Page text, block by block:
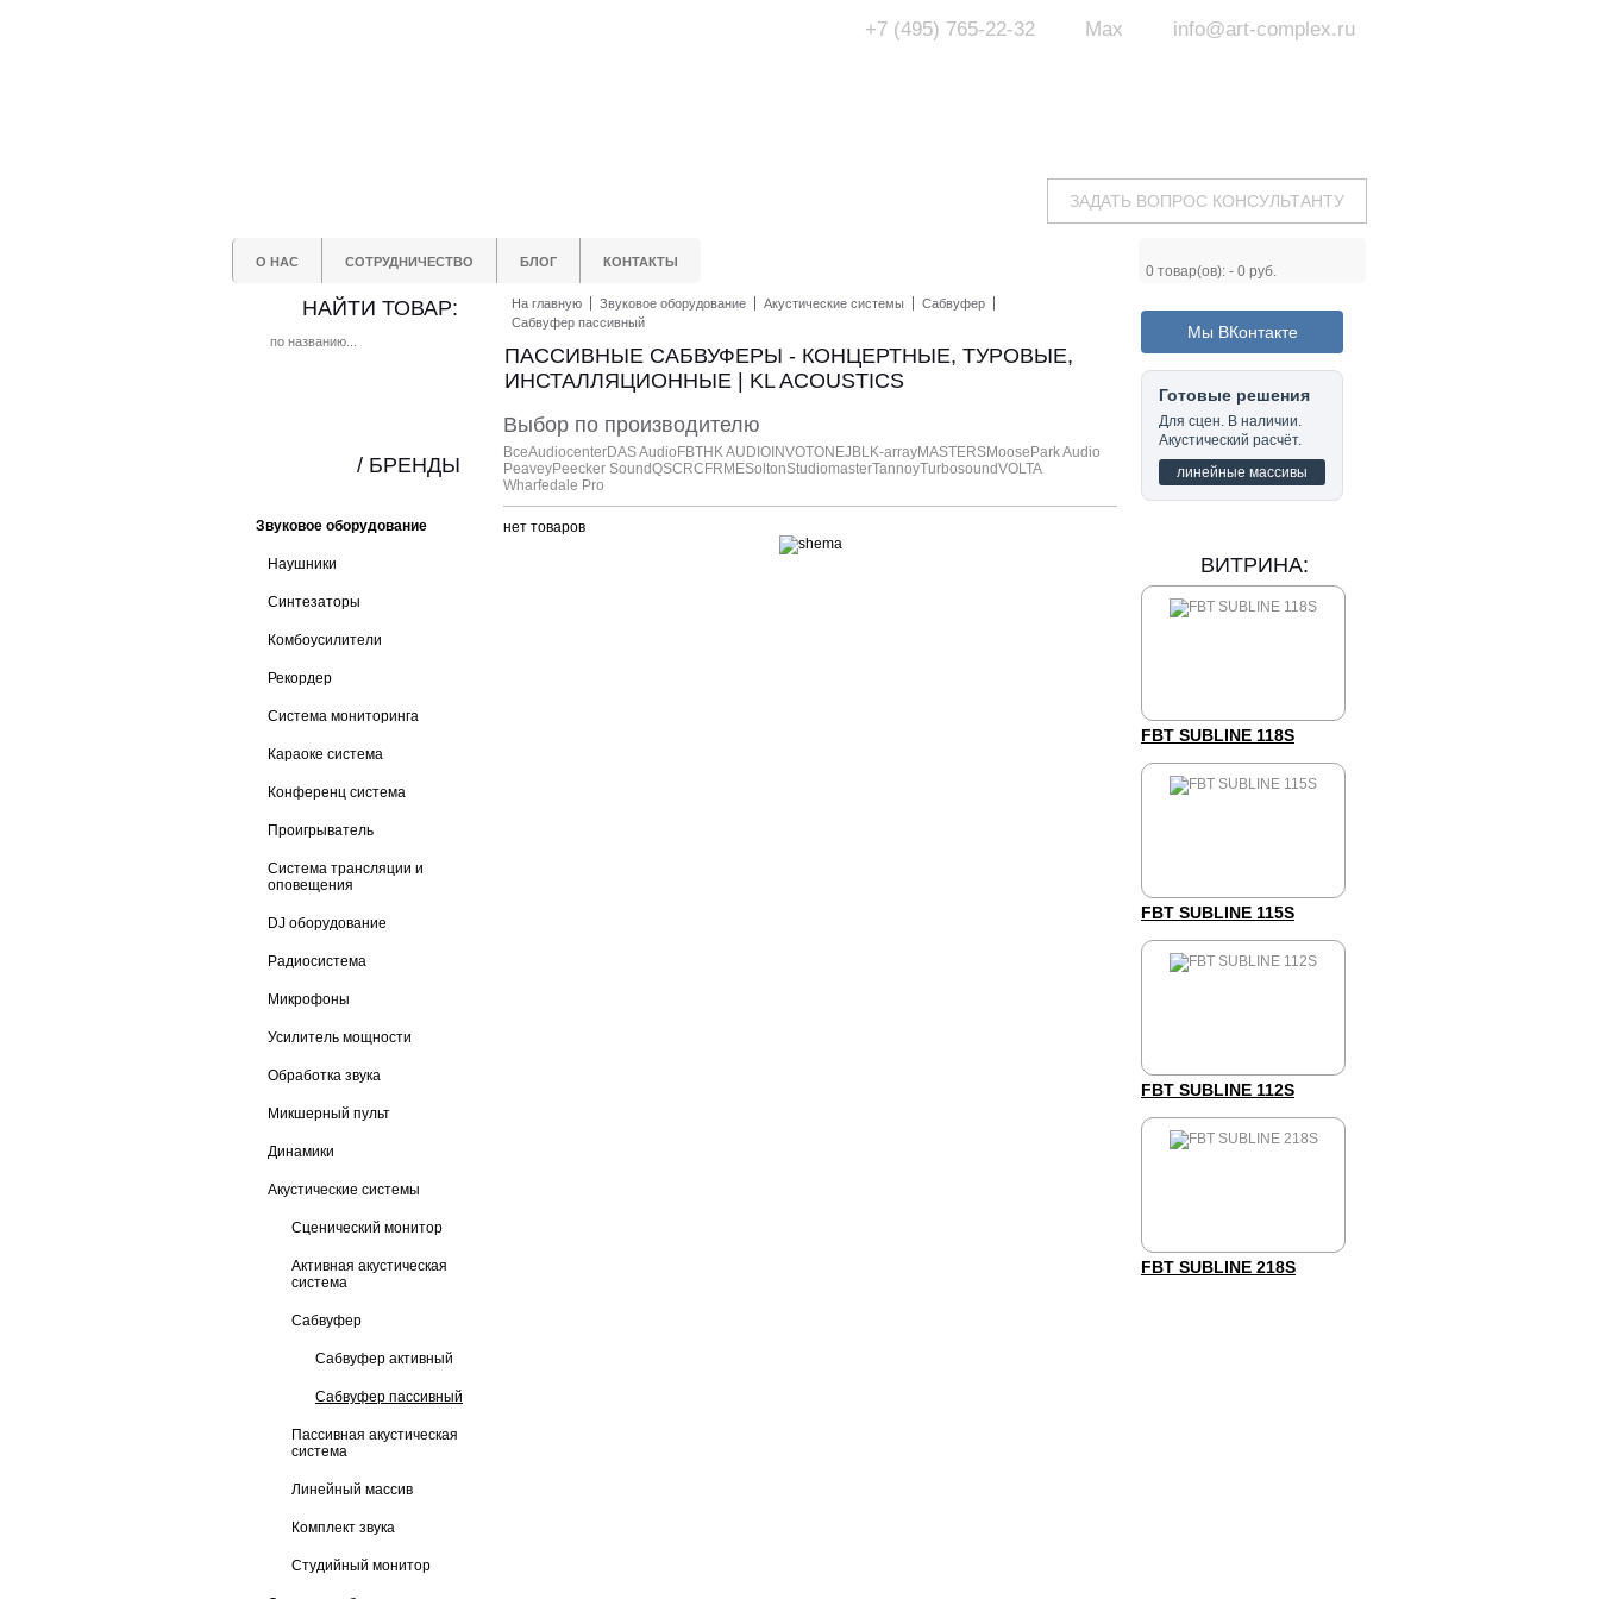
info@art-complex.ru
Max
+7 (495) 765-22-32
ЗАДАТЬ ВОПРОС КОНСУЛЬТАНТУ
О НАС СОТРУДНИЧЕСТВО БЛОГ КОНТАКТЫ
0 товар(ов): - 0 руб.
НАЙТИ ТОВАР:
Звуковое оборудование
Наушники
Синтезаторы
Комбоусилители
Рекордер
Система мониторинга
Караоке система
Конференц система
Проигрыватель
Система трансляции и
оповещения
DJ оборудование
Радиосистема
Микрофоны
Усилитель мощности
Обработка звука
Микшерный пульт
Динамики
Акустические системы
Сценический монитор
Активная акустическая
система
Сабвуфер
Сабвуфер активный
Сабвуфер пассивный
Пассивная акустическая
система
Линейный массив
Комплект звука
Студийный монитор
/ БРЕНДЫ
На главную Звуковое оборудование Акустические системы
Сабвуфер
Сабвуфер пассивный
ПАССИВНЫЕ САБВУФЕРЫ - КОНЦЕРТНЫЕ, ТУРОВЫЕ,
ИНСТАЛЛЯЦИОННЫЕ | KL ACOUSTICS
Выбор по производителю
ВсеAudiocenterDAS Audio FBTHK AUDIO INVOTONEJBLK-arrayMASTERSMoose Park Audio
PeaveyPeecker SoundQSC RCFRMESoltonStudiomasterTannoyTurbosoundVOLTA
Wharfedale Pro
нет товаров
Мы ВКонтакте
Готовые решения
Для сцен. В наличии.
Акустический расчёт.
линейные массивы
ВИТРИНА:
FBT SUBLINE 118S
FBT SUBLINE 115S
FBT SUBLINE 112S
FBT SUBLINE 218S